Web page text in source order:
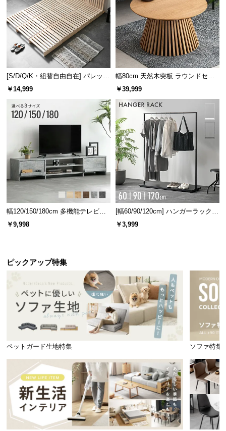
極上の肌触りを持つピーチスキン
しっとりとしたなめらかな質感、柔らかな肌触り。
いつまでも触れていたくなる感触です。
抗菌・防臭効果で衛生的
抗菌・防臭効果のある生地は、においの原因となる
細菌の温床になりにくいため清潔で衛生的です。
[S/D/Q/K・組替自由自在] パレット
ベッド 8/12/16枚セット
￥14,999
幅80cm 天然木突板 ラウンドセン
ターテーブル 美しい格子デザイン
￥39,999
幅120/150/180cm 多機能テレビボ
ード 木目/石目調 オープン収納・
引き出し収納付き
￥9,998
[幅60/90/120cm] ハンガーラック
スチール 4段階高さ調節 サイドフ
ック オープンラック シンプル
￥3,999
ピックアップ特集
ペットガード生地特集 ソファ特集